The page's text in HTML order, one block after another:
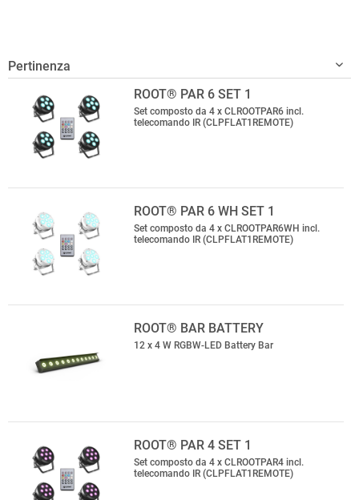
ROOT® PAR 6 SET 1
Set composto da 4 x CLROOTPAR6 incl.
telecomando IR (CLPFLAT1REMOTE)
ROOT® PAR 6 WH SET 1
Set composto da 4 x CLROOTPAR6WH incl.
telecomando IR (CLPFLAT1REMOTE)
ROOT® BAR BATTERY
12 x 4 W RGBW-LED Battery Bar
ROOT® PAR 4 SET 1
Set composto da 4 x CLROOTPAR4 incl.
telecomando IR (CLPFLAT1REMOTE)